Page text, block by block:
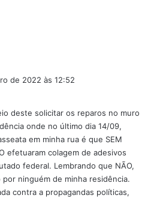
como pedetista:
que sempre procura
do povo mais carente”
a estudante Kezia dos
do movimento “Força
do Itaqui-Bacanga,
do vereador ser
com as causas da
de 2022 às 12:52
deste solicitar os reparos no muro
onde no último dia 14/09,
em minha rua é que SEM
efetuaram colagem de adesivos
federal. Lembrando que NÃO,
ninguém de minha residência.
contra a propagandas políticas,